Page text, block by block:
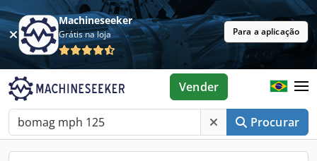
Machineseeker
Grátis na loja Para a aplicação
Procurar
Vender